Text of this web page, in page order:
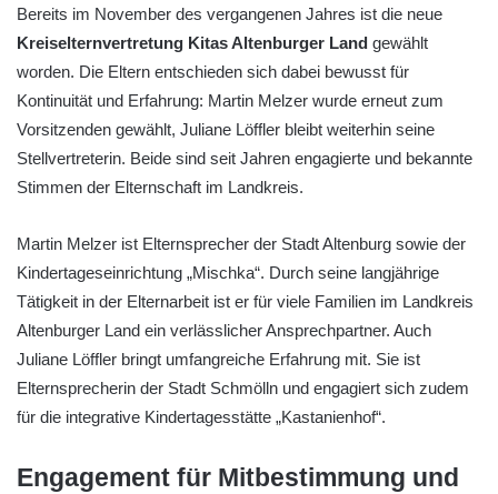
Bereits im November des vergangenen Jahres ist die neue
Kreiselternvertretung Kitas Altenburger Land gewählt
worden. Die Eltern entschieden sich dabei bewusst für
Kontinuität und Erfahrung: Martin Melzer wurde erneut zum
Vorsitzenden gewählt, Juliane Löffler bleibt weiterhin seine
Stellvertreterin. Beide sind seit Jahren engagierte und bekannte
Stimmen der Elternschaft im Landkreis.
Martin Melzer ist Elternsprecher der Stadt Altenburg sowie der
Kindertageseinrichtung „Mischka“. Durch seine langjährige
Tätigkeit in der Elternarbeit ist er für viele Familien im Landkreis
Altenburger Land ein verlässlicher Ansprechpartner. Auch
Juliane Löffler bringt umfangreiche Erfahrung mit. Sie ist
Elternsprecherin der Stadt Schmölln und engagiert sich zudem
für die integrative Kindertagesstätte „Kastanienhof“.
Engagement für Mitbestimmung und